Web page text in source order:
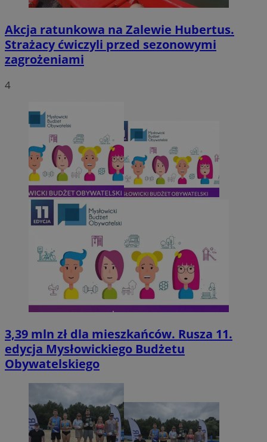
Akcja ratunkowa na Zalewie Hubertus.
Strażacy ćwiczyli przed sezonowymi
zagrożeniami
4
3,39 mln zł dla mieszkańców. Rusza 11.
edycja Mysłowickiego Budżetu
Obywatelskiego